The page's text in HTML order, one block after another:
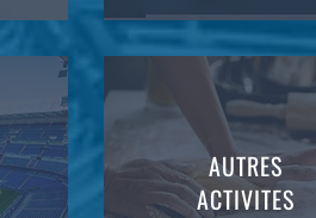
AUTRES
ACTIVITES